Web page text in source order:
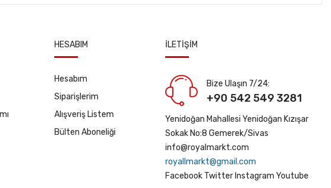
HESABIM
Hesabım
Siparişlerim
Alışveriş Listem
Bülten Aboneliği
İLETIŞIM
Bize Ulaşın 7/24:
+90 542 549 3281
Yenidoğan Mahallesi Yenidoğan Kızışar
Sokak No:8 Gemerek/Sivas
info@royalmarkt.com
royallmarkt@gmail.com
Facebook Twitter Instagram Youtube